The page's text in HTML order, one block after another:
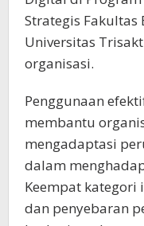
Strategis Fakultas
Universitas
organisasi.
Penggunaan
membantu
mengadaptasi
dalam
Keempat kategori
dan penyebaran